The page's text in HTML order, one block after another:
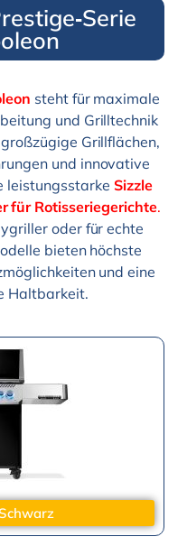
steht für maximale
und Grilltechnik
Grillflächen,
und innovative
leistungsstarke Sizzle
für Rotisseriegerichte.
oder für echte
bieten höchste
und eine
Haltbarkeit.